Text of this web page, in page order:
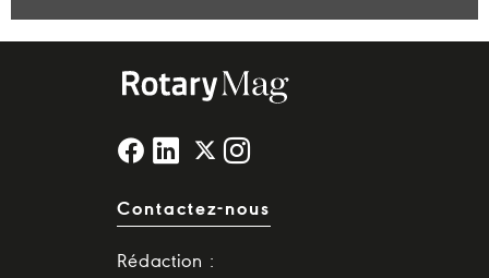
Contactez-nous
Rédaction :